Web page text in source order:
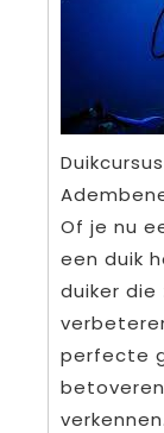
Of je nu
een duik
duiker die
perfecte